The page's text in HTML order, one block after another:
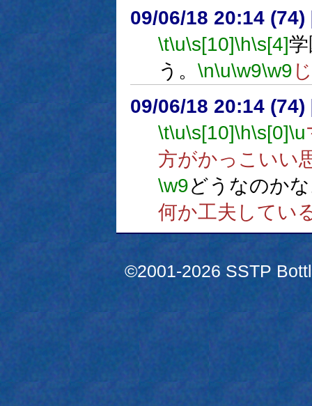
09/06/18 20:14 (74)
\t\u\s[10]\h\s[4]
う。 \n\u\w9\w9
09/06/18 20:14 (74)
\t\u\s[10]\h\s[0]\u
方がかっこいい
\w9どうなのか
何か工夫してい
©2001-2026 SSTP